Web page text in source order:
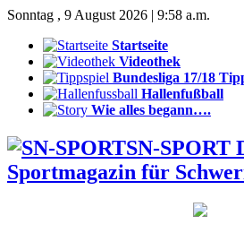
Sonntag , 9 August 2026 | 9:58 a.m.
Startseite
Videothek
Bundesliga 17/18
Hallenfußball
Wie alles begann….
SN-SPORT
Sportmagazin für